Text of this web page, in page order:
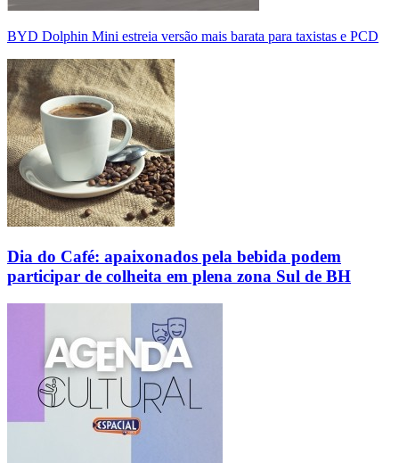
BYD Dolphin Mini estreia versão mais barata para taxistas e PCD
Dia do Café: apaixonados pela bebida podem
participar de colheita em plena zona Sul de BH